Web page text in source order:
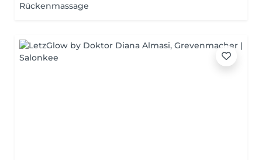
Rückenmassage